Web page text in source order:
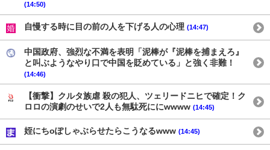
(14:50)
自慢する時に目の前の人を下げる人の心理 (14:47)
中国政府、強烈な不満を表明「泥棒が『泥棒を捕まえろ』
と叫ぶようなやり口で中国を貶めている」と強く非難！
(14:46)
【衝撃】クルタ族虐 殺の犯人、ツェリードニヒで確定！ク
ロロの演劇のせいで2人も無駄死ににwwww (14:45)
姪にちoぽしゃぶらせたらこうなるwww (14:45)